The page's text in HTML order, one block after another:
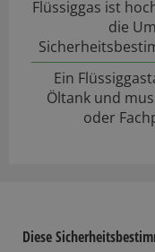
Flüssiggas ist
die
Ein
Öltank und
oder
Diese